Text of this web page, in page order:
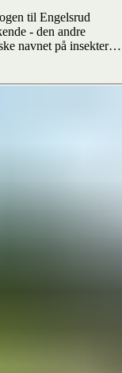
til Engelsrud
- den andre
navnet på insekter…